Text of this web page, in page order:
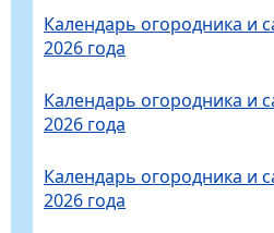
Календарь огородника и
2026 года
Календарь огородника и
2026 года
Календарь огородника и
2026 года